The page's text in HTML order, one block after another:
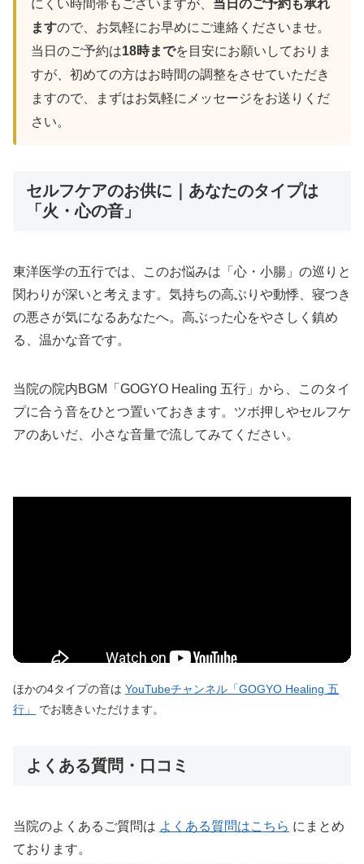
にくい時間帯もございますが、 当日のご予約も承れ
ますので、お気軽にお早めにご連絡くださいませ。
当日のご予約は18時までを目安にお願いしておりま
すが、初めての方はお時間の調整をさせていただき
ますので、まずはお気軽にメッセージをお送りくだ
さい。
セルフケアのお供に｜あなたのタイプは
「火・心の音」
東洋医学の五行では、このお悩みは「心・小腸」の巡りと
関わりが深いと考えます。気持ちの高ぶりや動悸、寝つき
の悪さが気になるあなたへ。高ぶった心をやさしく鎮め
る、温かな音です。
当院の院内BGM「GOGYO Healing 五行」から、このタイ
プに合う音をひとつ置いておきます。ツボ押しやセルフケ
アのあいだ、小さな音量で流してみてください。
ほかの4タイプの音は YouTubeチャンネル「GOGYO Healing 五
行」
でお聴きいただけます。
よくある質問・口コミ
当院のよくあるご質問は よくある質問はこちら にまとめ
ております。